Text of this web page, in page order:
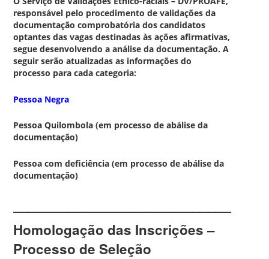
responsável pelo procedimento de validações da
documentação comprobatória dos candidatos
optantes das vagas destinadas às ações afirmativas,
segue desenvolvendo a análise da documentação. A
seguir serão atualizadas as informações do
processo para cada categoria:
Pessoa Negra
Pessoa Quilombola (em processo de abálise da
documentação)
Pessoa com deficiência (em processo de abálise da
documentação)
Homologação das Inscrições –
Processo de Seleção